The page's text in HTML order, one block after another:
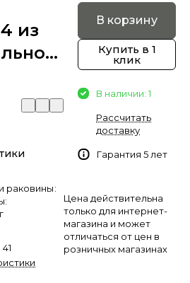
из
раковины:
41
В корзину
Купить в 1
клик
В наличии: 1
Рассчитать
доставку
Гарантия 5 лет
Цена действительна
только для интернет-
магазина и может
отличаться от цен в
розничных магазинах